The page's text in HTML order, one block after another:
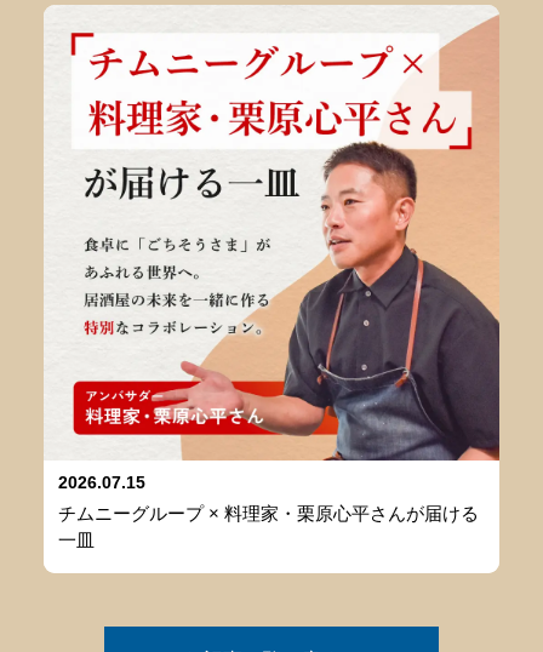
2026.07.15
チムニーグループ × 料理家・栗原心平さんが届ける
一皿